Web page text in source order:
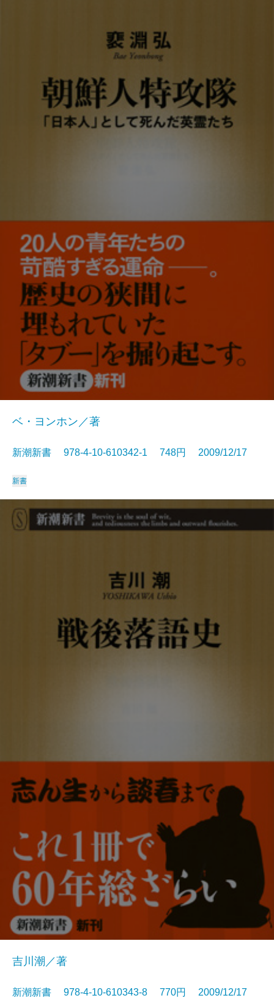
ベ・ヨンホン／著
新潮新書 978-4-10-610342-1 748円 2009/12/17
新書
吉川潮／著
新潮新書 978-4-10-610343-8 770円 2009/12/17